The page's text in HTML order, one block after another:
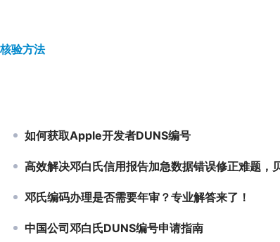
验方法
如何获取Apple开发者DUNS编号
高效解决邓白氏信用报告加急数据错误修正难题，贝斯通检测认证中心为您护
邓氏编码办理是否需要年审？专业解答来了！
中国公司邓白氏DUNS编号申请指南